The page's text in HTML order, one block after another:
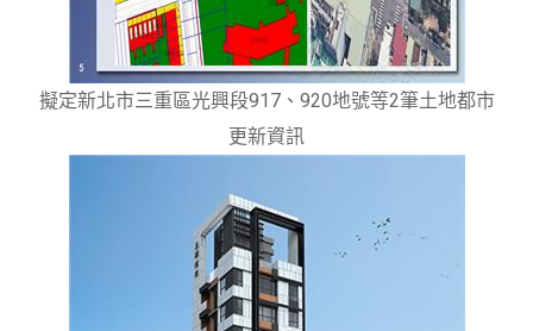
擬定新北市三重區光興段917、920地號等2筆土地都市
更新資訊